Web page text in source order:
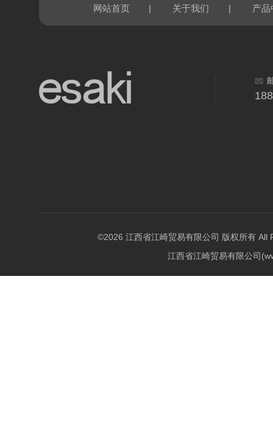
网站首页 | 关于我们 | 产品
©2026 江西省江崎贸易有限公司 版权所有 All
江西省江崎贸易有限公司